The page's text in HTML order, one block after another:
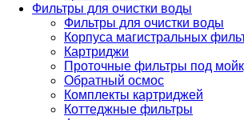
Фильтры для очистки воды
Фильтры для очистки воды
Корпуса магистральных
Картриджи
Проточные фильтры под
Обратный осмос
Комплекты картриджей
Коттеджные фильтры